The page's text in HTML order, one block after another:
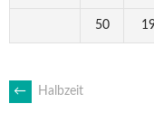
50
ARTIKEL-
← Halbzeit